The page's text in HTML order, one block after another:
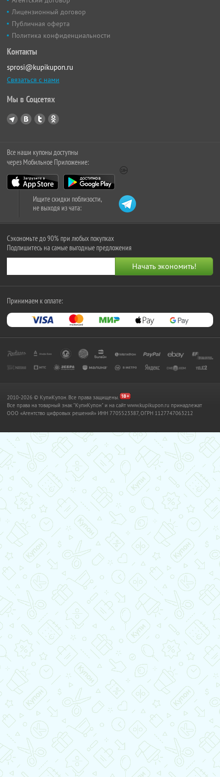
Лицензионный договор
Публичная оферта
Политика конфиденциальности
Контакты
sprosi@kupikupon.ru
Связаться с нами
Мы в Соцсетях
Все наши купоны доступны
через Мобильное Приложение:
Ищите скидки поблизости,
не выходя из чата:
Сэкономьте до 90% при любых покупках
Подпишитесь на самые выгодные предложения
Принимаем к оплате:
2010-2026 © КупиКупон. Все права защищены.
Все права на товарный знак "КупиКупон" и на сайт www.kupikupon.ru принадлежат
OOO «Агентство цифровых решений» ИНН 7705523387, ОГРН 1127747063212